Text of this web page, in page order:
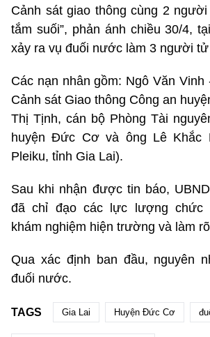
Cảnh sát giao thông cùng 2
tắm suối”, phản ánh chiều 30/4,
xảy ra vụ đuối nước làm 3 người tử
Các nạn nhân gồm: Ngô Văn
Cảnh sát Giao thông Công an
Thị Tịnh, cán bộ Phòng Tài
huyện Đức Cơ và ông Lê Khắc
Pleiku, tỉnh Gia Lai).
Sau khi nhận được tin báo,
đã chỉ đạo các lực lượng chức
khám nghiệm hiện trường và làm
Qua xác định ban đầu, nguyên
đuối nước.
TAGS Gia Lai Huyện Đức Cơ